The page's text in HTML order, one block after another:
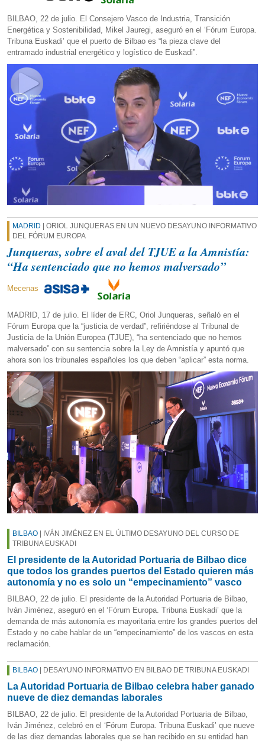
BILBAO | IVÁN JIMÉNEZ EN EL ÚLTIMO DESAYUNO DEL CURSO DE
TRIBUNA EUSKADI
El presidente de la Autoridad Portuaria de Bilbao dice
que todos los grandes puertos del Estado quieren más
autonomía y no es solo un “empecinamiento” vasco
BILBAO, 22 de julio. El presidente de la Autoridad Portuaria de Bilbao,
Iván Jiménez, aseguró en el ‘Fórum Europa. Tribuna Euskadi’ que la
demanda de más autonomía es mayoritaria entre los grandes puertos del
Estado y no cabe hablar de un “empecinamiento” de los vascos en esta
reclamación.
BILBAO | DESAYUNO INFORMATIVO EN BILBAO DE TRIBUNA EUSKADI
La Autoridad Portuaria de Bilbao celebra haber ganado
nueve de diez demandas laborales
BILBAO, 22 de julio. El presidente de la Autoridad Portuaria de Bilbao,
Iván Jiménez, celebró en el ‘Fórum Europa. Tribuna Euskadi’ que nueve
de las diez demandas laborales que se han recibido en su entidad han
BILBAO, 22 de julio. El Consejero Vasco de Industria, Transición
Energética y Sostenibilidad, Mikel Jauregi, aseguró en el ‘Fórum Europa.
Tribuna Euskadi’ que el puerto de Bilbao es “la pieza clave del
entramado industrial energético y logístico de Euskadi”.
MADRID | ORIOL JUNQUERAS EN UN NUEVO DESAYUNO INFORMATIVO
DEL FÓRUM EUROPA
Junqueras, sobre el aval del TJUE a la Amnistía:
“Ha sentenciado que no hemos malversado”
Mecenas
MADRID, 17 de julio. El líder de ERC, Oriol Junqueras, señaló en el
Fórum Europa que la “justicia de verdad”, refiriéndose al Tribunal de
Justicia de la Unión Europea (TJUE), “ha sentenciado que no hemos
malversado” con su sentencia sobre la Ley de Amnistía y apuntó que
ahora son los tribunales españoles los que deben “aplicar” esta norma.